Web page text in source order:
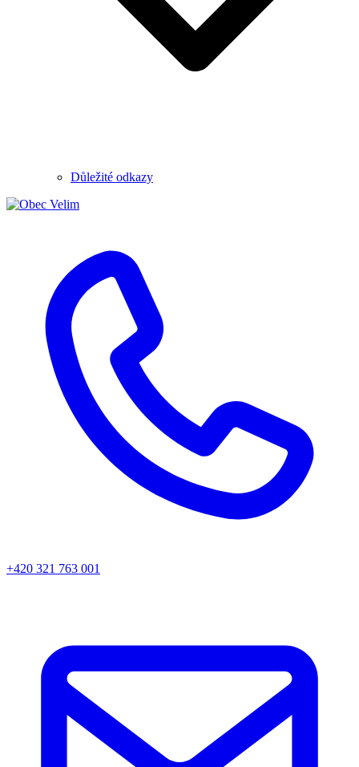
Důležité odkazy
+420 321 763 001